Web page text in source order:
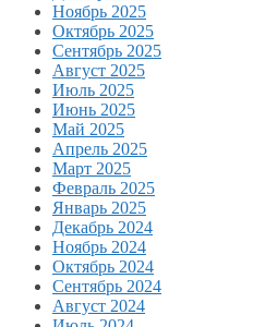
Ноябрь 2025
Октябрь 2025
Сентябрь 2025
Август 2025
Июль 2025
Июнь 2025
Май 2025
Апрель 2025
Март 2025
Февраль 2025
Январь 2025
Декабрь 2024
Ноябрь 2024
Октябрь 2024
Сентябрь 2024
Август 2024